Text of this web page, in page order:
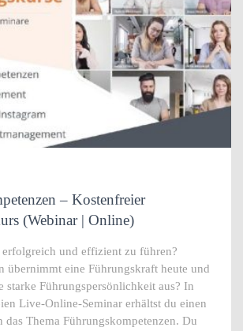
– Kostenfreier
(Webinar | Online)
erfolgreich und effizient zu führen?
übernimmt eine Führungskraft heute und
starke Führungspersönlichkeit aus? In
Live-Online-Seminar erhältst du einen
das Thema Führungskompetenzen. Du